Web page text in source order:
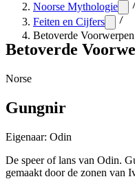
Noorse Mythologie
Feiten en Cijfers
Betoverde Voorwerpen
Betoverde
Norse
Gungnir
Eigenaar: Odin
De speer of lans van Odin.
gemaakt door de zonen van